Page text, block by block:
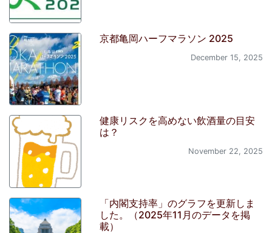
京都亀岡ハーフマラソン 2025
December 15, 2025
健康リスクを高めない飲酒量の目安
は？
November 22, 2025
「内閣支持率」のグラフを更新しま
した。（2025年11月のデータを掲
載）